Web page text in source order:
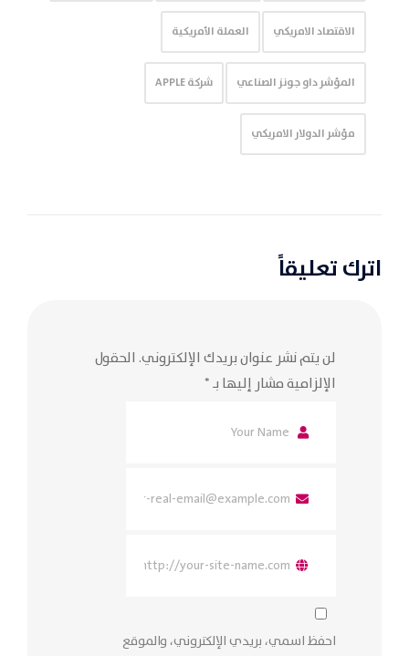
الاقتصاد الامريكي العملة الأمريكية
المؤشر داو جونز الصناعي شركة APPLE
مؤشر الدولار الامريكي
اترك تعليقاً
لن يتم نشر عنوان بريدك الإلكتروني. الحقول
الإلزامية مشار إليها بـ*
احفظ اسمي، بريدي الإلكتروني، والموقع